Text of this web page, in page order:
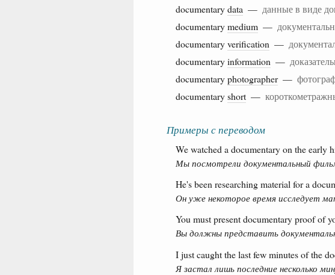
documentarydata — данные в виде
documentarymedium —
documentaryverification —
documentaryinformation —
documentaryphotographer—
documentaryshort —
Примеры с переводом
We watched a documentary on the early
Мы посмотрели документальный
He's been researching material for a
Он уже некоторое время исследует
You must present documentary proof of
Вы должны представить
I just caught the last few minutes of the
Я застал лишь последние несколько